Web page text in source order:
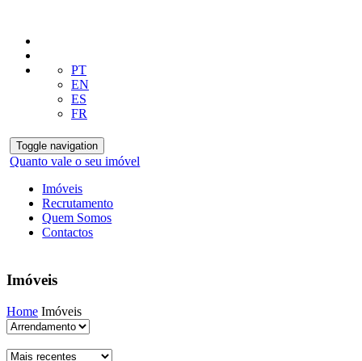
PT
EN
ES
FR
Toggle navigation
Quanto vale o seu imóvel
Imóveis
Recrutamento
Quem Somos
Contactos
Imóveis
Home Imóveis